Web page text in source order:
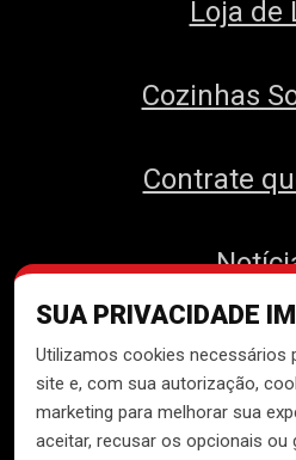
SUA PRIVACIDADE
Utilizamos cookies necessários
site e, com sua autorização,
marketing para melhorar sua
aceitar, recusar os opcionais ou
Loja de
Cozinhas
Contrate